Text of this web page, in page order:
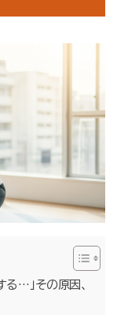
…」その原因、